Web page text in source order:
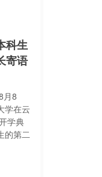
科生
寄语
月8
学在云
学典
的第二